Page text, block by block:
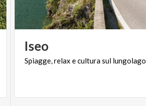
Iseo
Spiagge, relax eculturasul lungolago